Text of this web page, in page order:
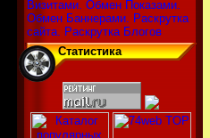
Статистика